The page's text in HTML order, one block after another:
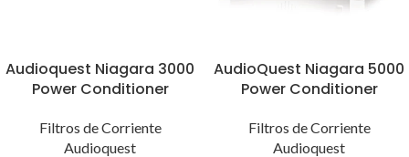
Audioquest Niagara 3000
Power Conditioner
Filtros de Corriente
Audioquest
AudioQuest Niagara 5000
Power Conditioner
Filtros de Corriente
Audioquest